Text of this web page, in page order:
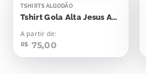
TSHIRTS ALGODÃO
Tshirt Gola Alta Jesus Aplicação
A partir de:
R$ 75,00